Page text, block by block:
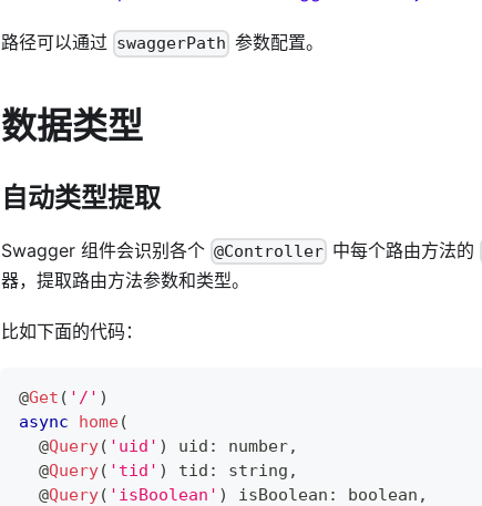
路径可以通过 swaggerPath 参数配置。
数据类型
自动类型提取
Swagger 组件会识别各个 @Controller 中每个路由方法的
器，提取路由方法参数和类型。
比如下面的代码：
@Get ( '/' )
async
home(
@Query( 'uid' ) uid : number,
@Query( 'tid' ) tid : string ,
@Query( 'isBoolean' ) isBoolean : boolean ,